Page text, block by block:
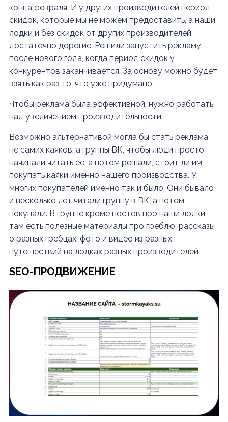
конца февраля. И у других производителей период
скидок, которые мы не можем предоставить, а наши
лодки и без скидок от других производителей
достаточно дорогие. Решили запустить рекламу
после нового года, когда период скидок у
конкурентов заканчивается. За основу можно будет
взять как раз то, что уже придумано.
Чтобы реклама была эффективной, нужно работать
над увеличением производительности.
Возможно альтернативой могла бы стать реклама
не самих каяков, а группы ВК, чтобы люди просто
начинали читать ее, а потом решали, стоит ли им
покупать каяки именно нашего производства. У
многих покупателей именно так и было. Они бывало
и несколько лет читали группу в ВК, а потом
покупали. В группе кроме постов про наши лодки
там есть полезные материалы про греблю, рассказы
о разных гребцах, фото и видео из разных
путешествий на лодках разных производителей.
SEO-ПРОДВИЖЕНИЕ